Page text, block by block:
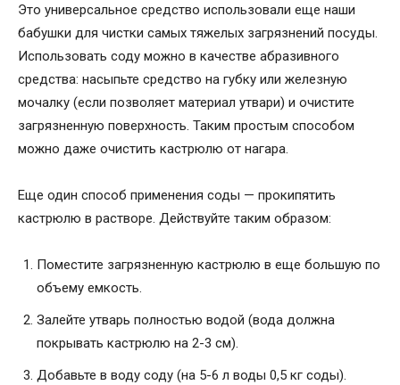
Это универсальное средство использовали еще наши
бабушки для чистки самых тяжелых загрязнений посуды.
Использовать соду можно в качестве абразивного
средства: насыпьте средство на губку или железную
мочалку (если позволяет материал утвари) и очистите
загрязненную поверхность. Таким простым способом
можно даже очистить кастрюлю от нагара.
Еще один способ применения соды — прокипятить
кастрюлю в растворе. Действуйте таким образом:
Поместите загрязненную кастрюлю в еще большую по
объему емкость.
Залейте утварь полностью водой (вода должна
покрывать кастрюлю на 2-3 см).
Добавьте в воду соду (на 5-6 л воды 0,5 кг соды).